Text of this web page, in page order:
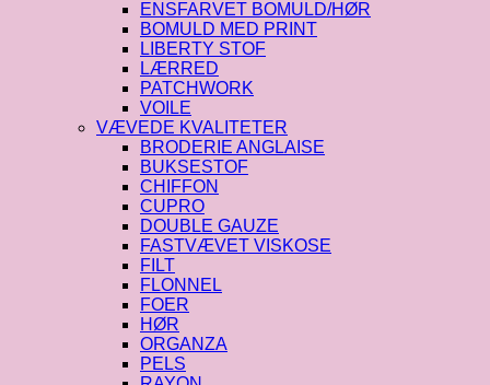
ENSFARVET BOMULD/HØR
BOMULD MED PRINT
LIBERTY STOF
LÆRRED
PATCHWORK
VOILE
VÆVEDE KVALITETER
BRODERIE ANGLAISE
BUKSESTOF
CHIFFON
CUPRO
DOUBLE GAUZE
FASTVÆVET VISKOSE
FILT
FLONNEL
FOER
HØR
ORGANZA
PELS